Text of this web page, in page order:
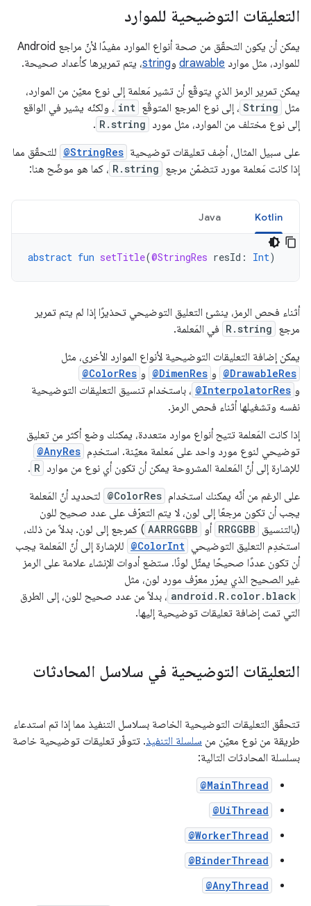
التعليقات التوضيحية للموارد
يمكن أن يكون التحقّق من صحة أنواع الموارد مفيدًا لأنّ مراجع Android
للموارد، مثل موارد drawable وstring، يتم تمريرها كأعداد صحيحة.
يمكن تمرير الرمز الذي يتوقّع أن تشير مَعلمة إلى نوع معيّن من الموارد،
مثل String ، إلى نوع المرجع المتوقّع int ، ولكنّه يشير في الواقع
إلى نوع مختلف من الموارد، مثل مورد R.string
.
على سبيل المثال، أضِف تعليقات توضيحية @StringRes للتحقّق مما
إذا كانت مَعلمة مورد تتضمّن مرجع R.string ، كما هو موضّح هنا:
Kotlin
Java
abstract fun setTitle(@StringRes resId : Int)
أثناء فحص الرمز، ينشئ التعليق التوضيحي تحذيرًا إذا لم يتم تمرير
مرجع R.string في المَعلمة.
يمكن إضافة التعليقات التوضيحية لأنواع الموارد الأخرى، مثل
@DrawableRes و @DimenRes و @ColorRes
و @InterpolatorRes ، باستخدام تنسيق التعليقات التوضيحية
نفسه وتشغيلها أثناء فحص الرمز.
إذا كانت المَعلمة تتيح أنواع موارد متعددة، يمكنك وضع أكثر من تعليق
توضيحي لنوع مورد واحد على مَعلمة معيّنة. استخدِم @AnyRes
للإشارة إلى أنّ المَعلمة المشروحة يمكن أن تكون أي نوع من موارد R
.
على الرغم من أنّه يمكنك استخدام @ColorRes لتحديد أنّ المَعلمة
يجب أن تكون مرجعًا إلى لون، لا يتم التعرّف على عدد صحيح للون
(بالتنسيق RRGGBB أو AARRGGBB ) كمرجع إلى لون. بدلاً من ذلك،
استخدِم التعليق التوضيحي @ColorInt للإشارة إلى أنّ المَعلمة يجب
أن تكون عددًا صحيحًا يمثّل لونًا. ستضع أدوات الإنشاء علامة على الرمز
غير الصحيح الذي يمرّر معرّف مورد لون، مثل
android.R.color.black ، بدلاً من عدد صحيح للون، إلى الطرق
التي تمت إضافة تعليقات توضيحية إليها.
التعليقات التوضيحية في سلاسل المحادثات
تتحقّق التعليقات التوضيحية الخاصة بسلاسل التنفيذ مما إذا تم استدعاء
طريقة من نوع معيّن من سلسلة التنفيذ. تتوفّر تعليقات توضيحية خاصة
بسلسلة المحادثات التالية:
@MainThread
@UiThread
@WorkerThread
@BinderThread
@AnyThread